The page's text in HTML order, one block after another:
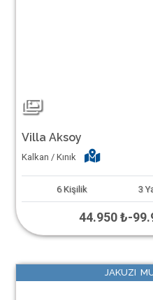
Villa Aksoy
Kalkan / Kınık
6 Kişilik 3
44.950 ₺-
JAKUZI